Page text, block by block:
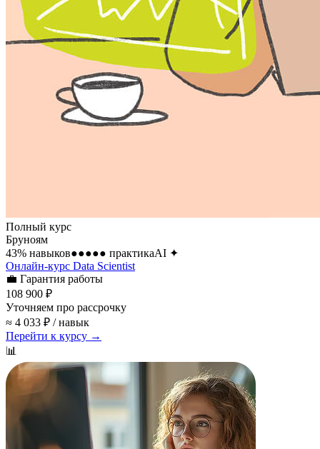
Полный курс
Бруноям
43% навыков●●●●● практикаAI ✦
Онлайн-курс Data Scientist
💼 Гарантия работы
108 900 ₽
Уточняем про рассрочку
≈ 4 033 ₽ / навык
Перейти к курсу →
📊